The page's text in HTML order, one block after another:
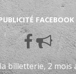
FACEBOOK
billetterie, 2 mois